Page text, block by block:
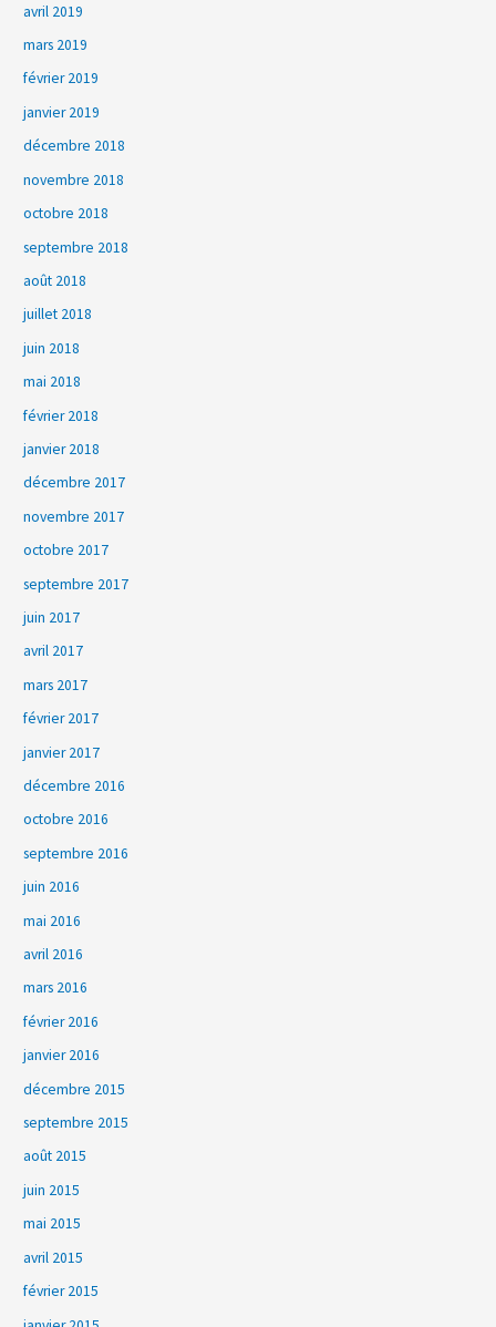
avril 2019
mars 2019
février 2019
janvier 2019
décembre 2018
novembre 2018
octobre 2018
septembre 2018
août 2018
juillet 2018
juin 2018
mai 2018
février 2018
janvier 2018
décembre 2017
novembre 2017
octobre 2017
septembre 2017
juin 2017
avril 2017
mars 2017
février 2017
janvier 2017
décembre 2016
octobre 2016
septembre 2016
juin 2016
mai 2016
avril 2016
mars 2016
février 2016
janvier 2016
décembre 2015
septembre 2015
août 2015
juin 2015
mai 2015
avril 2015
février 2015